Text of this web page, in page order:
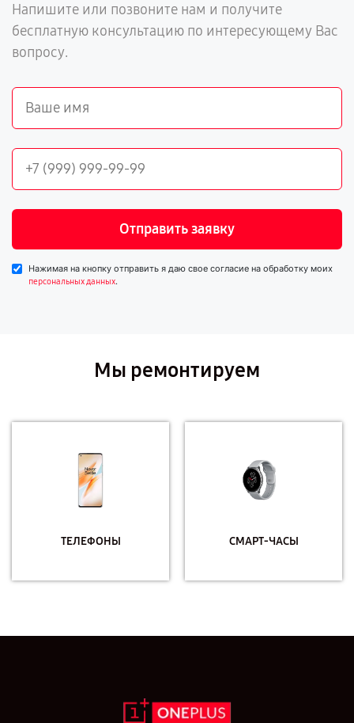
Напишите или позвоните нам и получите
бесплатную консультацию по интересующему Вас
вопросу.
Отправить заявку
Нажимая на кнопку отправить я даю свое согласие на обработку моих
персональных данных.
Мы ремонтируем
ТЕЛЕФОНЫ СМАРТ-ЧАСЫ